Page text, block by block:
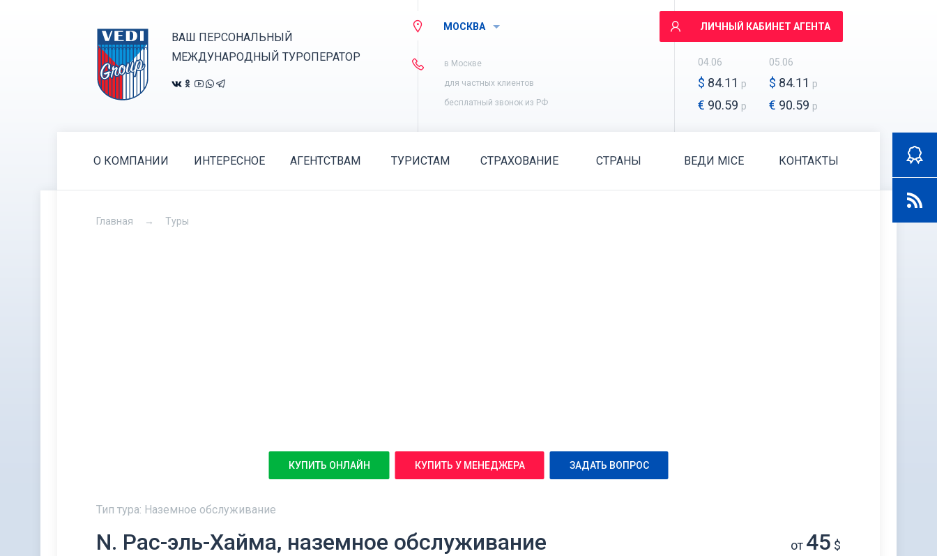
ВАШ ПЕРСОНАЛЬНЫЙ
МЕЖДУНАРОДНЫЙ ТУРОПЕРАТОР
МОСКВА
в Москве
для частных клиентов
бесплатный звонок из РФ
ЛИЧНЫЙ КАБИНЕТ АГЕНТА
04.06
$ 84.11 р
€ 90.59 р
05.06
$ 84.11 р
€ 90.59 р
О КОМПАНИИ ИНТЕРЕСНОЕ АГЕНТСТВАМ ТУРИСТАМ СТРАХОВАНИЕ СТРАНЫ ВЕДИ MICE КОНТАКТЫ
Главная Туры
КУПИТЬ ОНЛАЙН КУПИТЬ У МЕНЕДЖЕРА ЗАДАТЬ ВОПРОС
Тип тура: Наземное обслуживание
N. Рас-эль-Хайма, наземное обслуживание от 45 $